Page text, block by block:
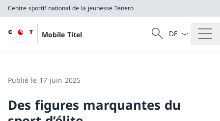
Centre sportif national de la jeunesse Tenero
Mobile Titel
Recherche
Recherche
La langue
Publié le 17 juin 2025
Des figures marquantes du